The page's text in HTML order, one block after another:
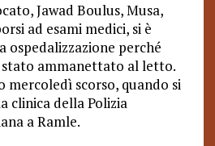
Jawad Boulus, Musa,
ad esami medici, si è
ospedalizzazione perché
stato ammanettato al letto.
mercoledì scorso, quando si
clinica della Polizia
a Ramle.